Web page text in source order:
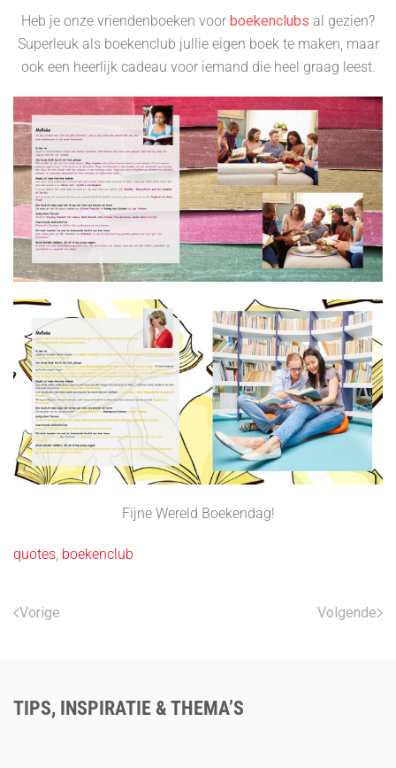
Heb je onze vriendenboeken voor boekenclubs al gezien?
Superleuk als boekenclub jullie eigen boek te maken, maar
ook een heerlijk cadeau voor iemand die heel graag leest.
Fijne Wereld Boekendag!
quotes, boekenclub
Vorige Volgende
TIPS, INSPIRATIE & THEMA’S